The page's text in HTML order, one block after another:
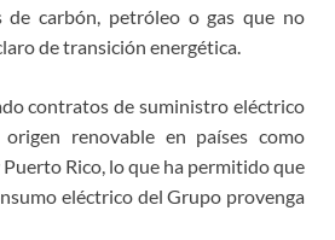
de carbón, petróleo o gas que no
de transición energética.
contratos de suministro eléctrico
renovable en países como
Rico, lo que ha permitido que
eléctrico del Grupo provenga